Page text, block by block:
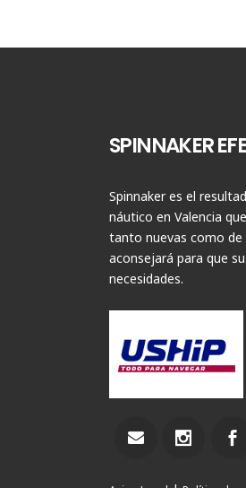
SPINNAKER
Spinnaker es el
náutico en Valencia
tanto nuevas como de
aconsejará para que
necesidades.